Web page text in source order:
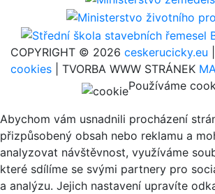
COPYRIGHT © 2026 ceskerucicky.eu
cookies | TVORBA WWW STRÁNEK
Používáme
Abychom vám usnadnili procházení
přizpůsobený obsah nebo reklamu a
analyzovat návštěvnost, využíváme
které sdílíme se svými partnery pro
a analýzu. Jejich nastavení upravíte